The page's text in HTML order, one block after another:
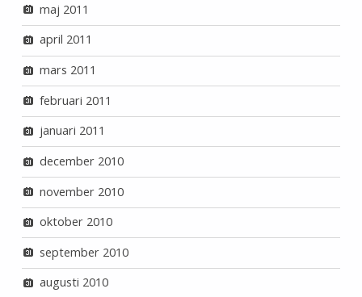
maj 2011
april 2011
mars 2011
februari 2011
januari 2011
december 2010
november 2010
oktober 2010
september 2010
augusti 2010